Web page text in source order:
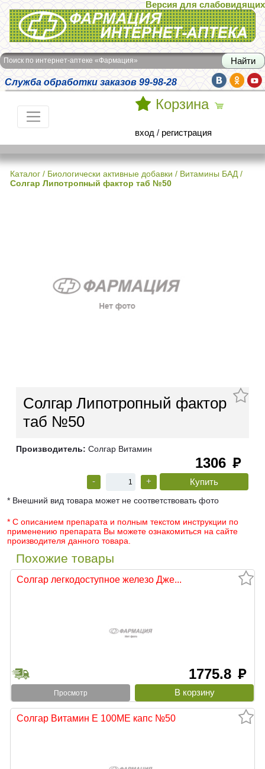
Интернет-аптека Фармация
Версия для слабовидящих
Поиск по интернет-аптеке «Фармация»
Служба обработки заказов 99-98-28
Корзина
вход / регистрация
Каталог / Биологически активные добавки / Витамины БАД /
Солгар Липотропный фактор таб №50
Солгар Липотропный фактор
таб №50
Производитель: Солгар Витамин
1306 руб
- +
* Внешний вид товара может не соответствовать фото
* С описанием препарата и полным текстом инструкции по
применению препарата Вы можете ознакомиться на сайте
производителя данного товара.
Похожие товары
Солгар легкодоступное железо Дже...
1775.8 руб
Просмотр
Солгар Витамин Е 100МЕ капс №50